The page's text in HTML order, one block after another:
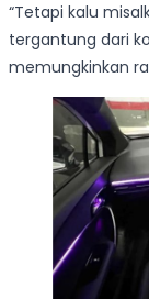
“Tetapi kalu
tergantung dari
memungkinkan